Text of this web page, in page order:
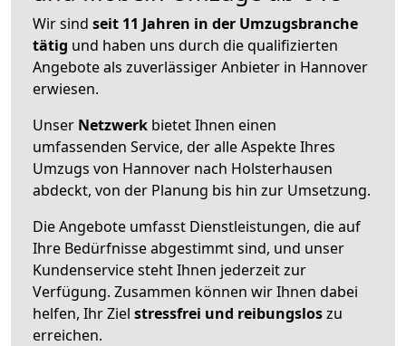
Wir sind seit 11 Jahren in der Umzugsbranche
tätig und haben uns durch die qualifizierten
Angebote als zuverlässiger Anbieter in Hannover
erwiesen.
Unser Netzwerk bietet Ihnen einen
umfassenden Service, der alle Aspekte Ihres
Umzugs von Hannover nach Holsterhausen
abdeckt, von der Planung bis hin zur Umsetzung.
Die Angebote umfasst Dienstleistungen, die auf
Ihre Bedürfnisse abgestimmt sind, und unser
Kundenservice steht Ihnen jederzeit zur
Verfügung. Zusammen können wir Ihnen dabei
helfen, Ihr Ziel stressfrei und reibungsloszu
erreichen.